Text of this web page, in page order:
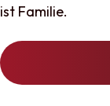
ist Familie.